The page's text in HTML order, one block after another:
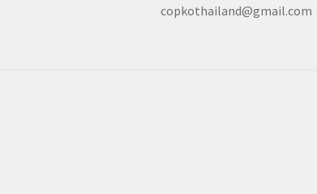
copkothailand@gmail.com